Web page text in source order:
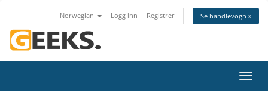
Norwegian Logg inn Registrer Se handlevogn »
Bytt